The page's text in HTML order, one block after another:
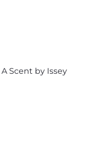
A Scent by Issey